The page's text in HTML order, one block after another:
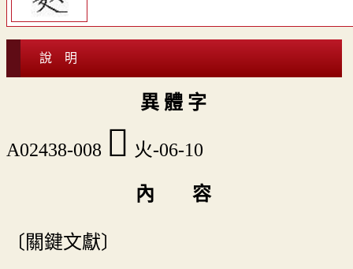
說 明
異 體 字
A02438-008 󳝲 火-06-10
內 容
〔關鍵文獻〕